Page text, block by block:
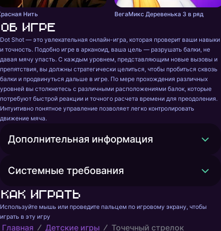
Нить ВегаМикс Деревенька 3 в ряд
Об игре
Dot Shot — это увлекательная онлайн-игра, которая проверит ваши навыки
и точность. Подобно игре в арканоид, ваша цель — разрушать балки, не
давая мячу упасть. С каждым уровнем, представляющим новые вызовы и
препятствия, вы должны стратегически целиться, чтобы пробиться сквозь
балки и продвинуться дальше в игре. По мере прохождения различных
уровней вы столкнетесь с различными расположениями балок, которые
потребуют быстрой реакции и точного расчета времени для преодоления.
Интуитивно понятное управление позволяет легко контролировать
движение мяча.
Дополнительная информация
Системные требования
Как играть
Используйте мышь или проведите пальцем по игровому экрану, чтобы
играть в эту игру
Главная Детские игры Точечный стрелок